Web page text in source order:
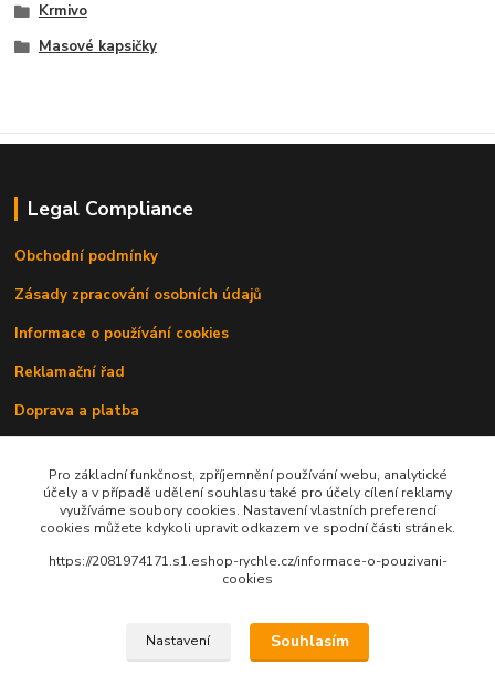
Krmivo
Masové kapsičky
Legal Compliance
Obchodní podmínky
Zásady zpracování osobních údajů
Informace o používání cookies
Reklamační řad
Doprava a platba
Upravit sběr cookies.
Pro základní funkčnost, zpříjemnění používání webu, analytické
účely a v případě udělení souhlasu také pro účely cílení reklamy
využíváme soubory cookies. Nastavení vlastních preferencí
cookies můžete kdykoli upravit odkazem ve spodní části stránek.
https://2081974171.s1.eshop-rychle.cz/informace-o-pouzivani-
cookies
Nastavení Souhlasím